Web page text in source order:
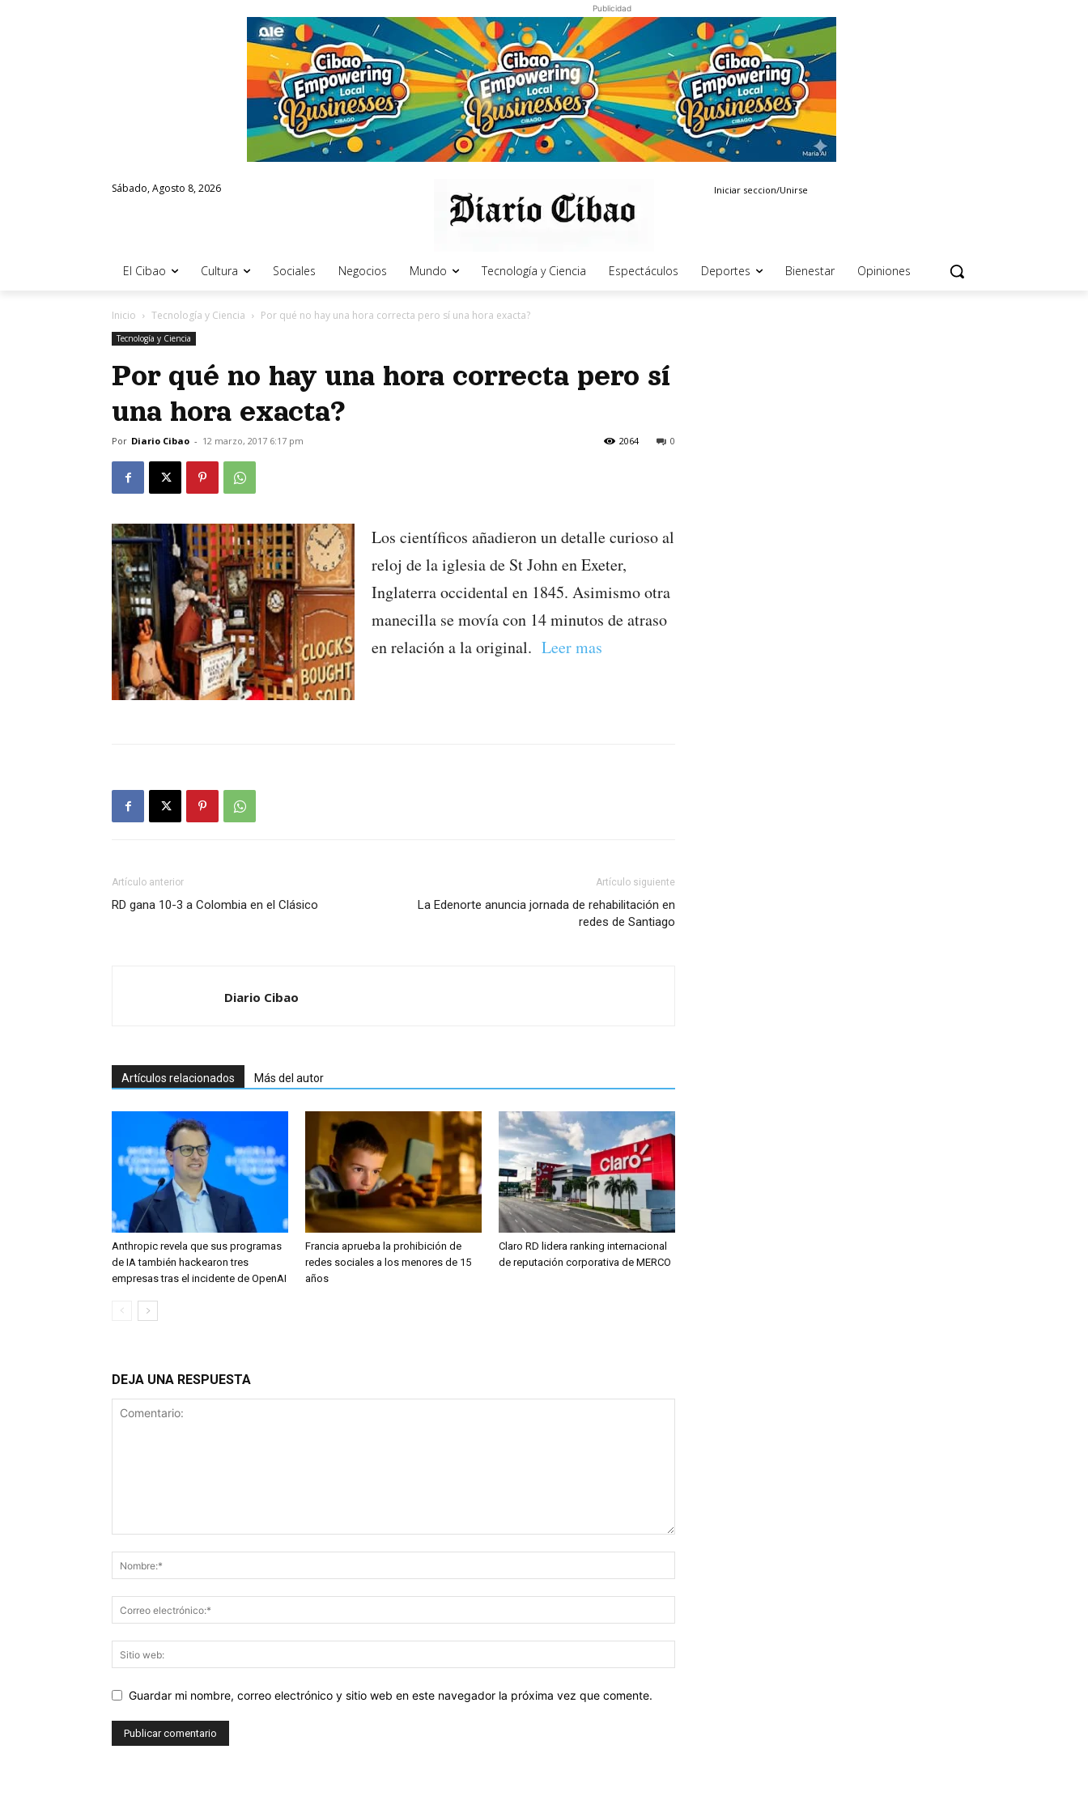
Publicidad
Sábado, Agosto 8, 2026 Iniciar seccion/Unirse
El Cibao Cultura Sociales Negocios Mundo Tecnología y Ciencia Espectáculos Deportes Bienestar Opiniones
Inicio Tecnología y Ciencia Por qué no hay una hora correcta pero sí una hora exacta?
Tecnología y Ciencia
Por qué no hay una hora correcta pero sí
una hora exacta?
Por Diario Cibao - 12 marzo, 2017 6:17 pm 0
2064
Los científicos añadieron un detalle curioso al
reloj de la iglesia de St John en Exeter,
Inglaterra occidental en 1845. Asimismo otra
manecilla se movía con 14 minutos de atraso
en relación a la original. Leer mas
Artículo anterior
RD gana 10-3 a Colombia en el Clásico
Artículo siguiente
La Edenorte anuncia jornada de rehabilitación en
redes de Santiago
Diario Cibao
Artículos relacionados Más del autor
Anthropic revela que sus programas
de IA también hackearon tres
empresas tras el incidente de OpenAI
Francia aprueba la prohibición de
redes sociales a los menores de 15
años
Claro RD lidera ranking internacional
de reputación corporativa de MERCO
DEJA UNA RESPUESTA
Guardar mi nombre, correo electrónico y sitio web en este navegador la próxima vez que comente.